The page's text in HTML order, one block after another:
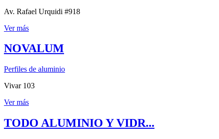
Av. Rafael Urquidi #918
Ver más
NOVALUM
Perfiles de aluminio
Vivar 103
Ver más
TODO ALUMINIO Y VIDR...